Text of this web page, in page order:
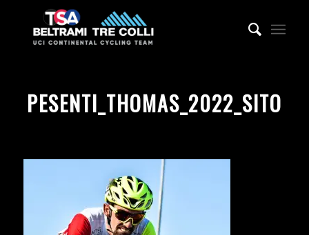
PESENTI_THOMAS_2022_SITO